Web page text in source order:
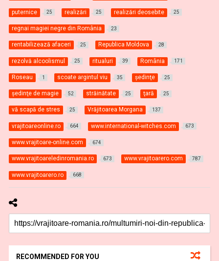
puternice 25 realizări 25 realizări deosebite 25
regnai magiei negre din România 23
rentabilizează afaceri 25 Republica Moldova 28
rezolvă alcoolismul 25 ritualuri 39 România 171
Roseau 1 scoate argintul viu 35 şedinţe 25
şedinţe de magie 52 străinătate 25 ţară 25
vă scapă de stres 25 Vrăjitoarea Morgana 137
vrajitoareonline.ro 664 www.international-witches.com 673
www.vrajitoare-online.com 674
www.vrajitoareledinromania.ro 673 www.vrajitoarero.com 787
www.vrajitoarero.ro 668
RECOMMENDED FOR YOU